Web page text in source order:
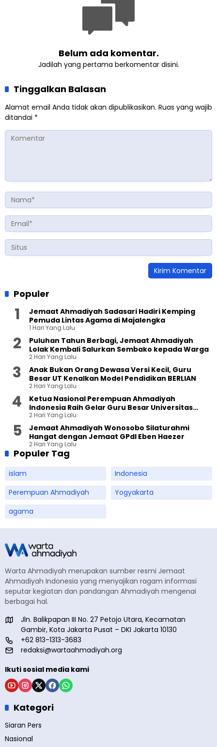
Belum ada komentar.
Jadilah yang pertama berkomentar disini.
Tinggalkan Balasan
Alamat email Anda tidak akan dipublikasikan. Ruas yang wajib
ditandai *
Populer
Jemaat Ahmadiyah Sadasari Hadiri Kemping
Pemuda Lintas Agama di Majalengka
1 Hari Yang Lalu
Puluhan Tahun Berbagi, Jemaat Ahmadiyah
Lolak Kembali Salurkan Sembako kepada Warga
2 Hari Yang Lalu
Anak Bukan Orang Dewasa Versi Kecil, Guru
Besar UT Kenalkan Model Pendidikan BERLIAN
2 Hari Yang Lalu
Ketua Nasional Perempuan Ahmadiyah
Indonesia Raih Gelar Guru Besar Universitas
Terbuka
2 Hari Yang Lalu
Jemaat Ahmadiyah Wonosobo Silaturahmi
Hangat dengan Jemaat GPdI Eben Haezer
2 Hari Yang Lalu
Populer Tag
islam
Indonesia
Perempuan Ahmadiyah
Yogyakarta
agama
Warta Ahmadiyah merupakan sumber resmi Jemaat
Ahmadiyah Indonesia yang menyajikan ragam informasi
seputar kegiatan dan pandangan Ahmadiyah mengenai
berbagai hal.
Jln. Balikpapan III No. 27 Petojo Utara, Kecamatan
Gambir, Kota Jakarta Pusat – DKI Jakarta 10130
+62 813-1313-3683
redaksi@wartaahmadiyah.org
Ikuti sosial media kami
Kategori
Siaran Pers
Nasional